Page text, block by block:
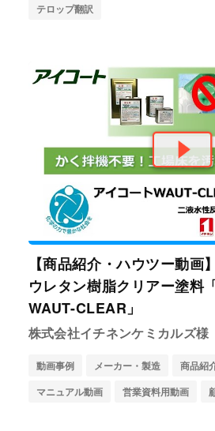
テロップ翻訳
【商品紹介・ハウツー動画
ウレタン樹脂クリアー塗料
WAUT-CLEAR」
株式会社イチネンケミカルズ様
動画事例 メーカー・製造
商品紹
マニュアル動画
営業資料用動画